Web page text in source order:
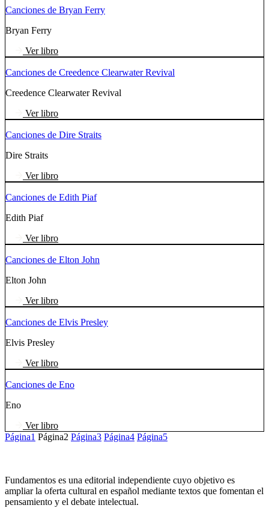
Canciones de Bryan Ferry
Bryan Ferry
Ver libro
Canciones de Creedence Clearwater Revival
Creedence Clearwater Revival
Ver libro
Canciones de Dire Straits
Dire Straits
Ver libro
Canciones de Edith Piaf
Edith Piaf
Ver libro
Canciones de Elton John
Elton John
Ver libro
Canciones de Elvis Presley
Elvis Presley
Ver libro
Canciones de Eno
Eno
Ver libro
Página1 Página2 Página3 Página4 Página5
Fundamentos es una editorial independiente cuyo objetivo es
ampliar la oferta cultural en español mediante textos que fomentan el
pensamiento y el debate intelectual.